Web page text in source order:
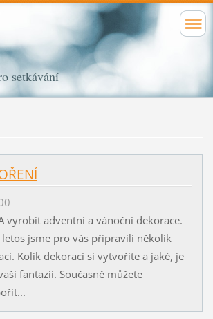
setkávání
vyrobit adventní a vánoční dekorace.
letos jsme pro vás připravili několik
Kolik dekorací si vytvoříte a jaké, je
fantazii. Současně můžete